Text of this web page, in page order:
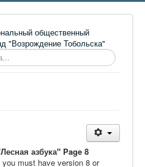
азбука" Page 8
must have version 8 or